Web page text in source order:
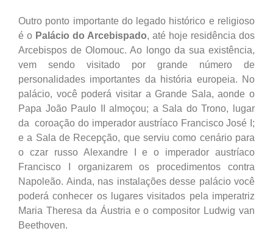
Outro ponto importante do legado histórico e religioso
é o Palácio do Arcebispado, até hoje residência dos
Arcebispos de Olomouc. Ao longo da sua existência,
vem sendo visitado por grande número de
personalidades importantes da história europeia. No
palácio, você poderá visitar a Grande Sala, aonde o
Papa João Paulo II almoçou; a Sala do Trono, lugar
da coroação do imperador austríaco Francisco José I;
e a Sala de Recepção, que serviu como cenário para
o czar russo Alexandre I e o imperador austríaco
Francisco I organizarem os procedimentos contra
Napoleão. Ainda, nas instalações desse palácio você
poderá conhecer os lugares visitados pela imperatriz
Maria Theresa da Áustria e o compositor Ludwig van
Beethoven.